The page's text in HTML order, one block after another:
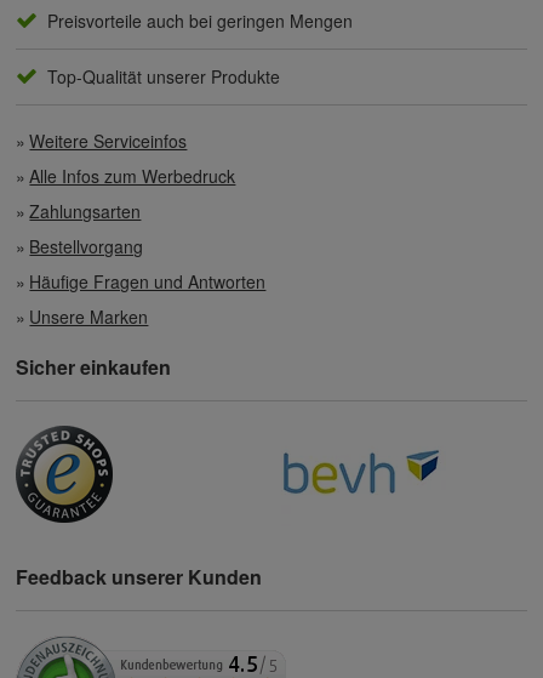
Preisvorteile auch bei geringen Mengen
Top-Qualität unserer Produkte
Weitere Serviceinfos
Alle Infos zum Werbedruck
Zahlungsarten
Bestellvorgang
Häufige Fragen und Antworten
Unsere Marken
Sicher einkaufen
Feedback unserer Kunden